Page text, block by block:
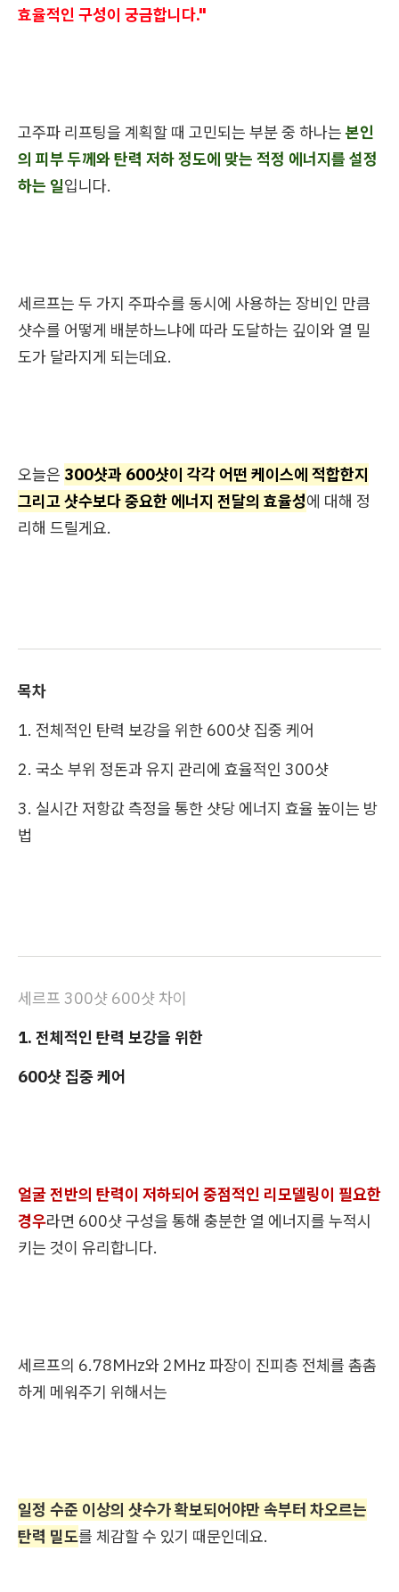
효율적인 구성이 궁금합니다."
고주파 리프팅을 계획할 때 고민되는 부분 중 하나는본인
의 피부 두께와 탄력 저하 정도에 맞는 적정 에너지를 설정
하는 일입니다.
세르프는 두 가지 주파수를 동시에 사용하는 장비인 만큼
샷수를 어떻게 배분하느냐에 따라 도달하는 깊이와 열 밀
도가 달라지게 되는데요.
오늘은 300샷과 600샷이 각각 어떤 케이스에 적합한지
그리고 샷수보다 중요한 에너지 전달의 효율성에 대해 정
리해 드릴게요.
목차
1. 전체적인 탄력 보강을 위한 600샷 집중 케어
2. 국소 부위 정돈과 유지 관리에 효율적인 300샷
3. 실시간 저항값 측정을 통한 샷당 에너지 효율 높이는 방
법
세르프 300샷 600샷 차이
1. 전체적인 탄력 보강을 위한
600샷 집중 케어
얼굴 전반의 탄력이 저하되어 중점적인 리모델링이 필요한
경우라면 600샷 구성을 통해 충분한 열 에너지를 누적시
키는 것이 유리합니다.
세르프의 6.78MHz와 2MHz 파장이 진피층 전체를 촘촘
하게 메워주기 위해서는
일정 수준 이상의 샷수가 확보되어야만 속부터 차오르는
탄력 밀도를 체감할 수 있기 때문인데요.